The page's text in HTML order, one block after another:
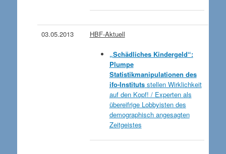
03.05.2013 HBF-Aktuell
„Schädliches Kindergeld“:
Plumpe
Statistikmanipulationen des
ifo-Institutsstellen Wirklichkeit
auf den Kopf! / Experten als
übereifrige Lobbyisten des
demographisch angesagten
Zeitgeistes